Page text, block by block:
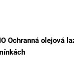
Ochranná olejová